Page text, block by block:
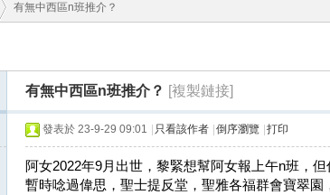
有無中西區n班推介？
有無中西區n班推介？ [複製鏈接]
發表於 23-9-29 09:01 只看該作者 倒序瀏覽 打印
阿女2022年9月出世，黎緊想幫阿女報上午n班，
暫時唸過偉思，聖士提反堂，聖雅各福群會寶翠園